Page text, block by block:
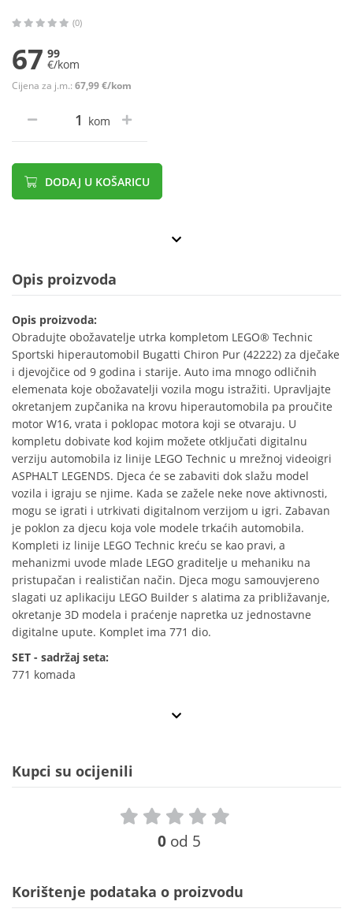
(0)
67 99
€/kom
Cijena za j.m.: 67,99 €/kom
kom
DODAJ U KOŠARICU
Opis proizvoda
Opis proizvoda:
Obradujte obožavatelje utrka kompletom LEGO® Technic
Sportski hiperautomobil Bugatti Chiron Pur (42222) za dječake
i djevojčice od 9 godina i starije. Auto ima mnogo odličnih
elemenata koje obožavatelji vozila mogu istražiti. Upravljajte
okretanjem zupčanika na krovu hiperautomobila pa proučite
motor W16, vrata i poklopac motora koji se otvaraju. U
kompletu dobivate kod kojim možete otključati digitalnu
verziju automobila iz linije LEGO Technic u mrežnoj videoigri
ASPHALT LEGENDS. Djeca će se zabaviti dok slažu model
vozila i igraju se njime. Kada se zažele neke nove aktivnosti,
mogu se igrati i utrkivati digitalnom verzijom u igri. Zabavan
je poklon za djecu koja vole modele trkaćih automobila.
Kompleti iz linije LEGO Technic kreću se kao pravi, a
mehanizmi uvode mlade LEGO graditelje u mehaniku na
pristupačan i realističan način. Djeca mogu samouvjereno
slagati uz aplikaciju LEGO Builder s alatima za približavanje,
okretanje 3D modela i praćenje napretka uz jednostavne
digitalne upute. Komplet ima 771 dio.
SET - sadržaj seta:
771 komada
Kupci su ocijenili
0 od 5
Korištenje podataka o proizvodu